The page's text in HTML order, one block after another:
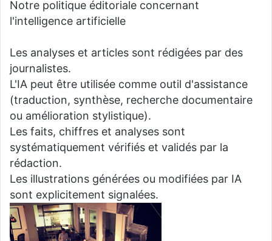
Notre politique éditoriale concernant
l'intelligence artificielle
Les analyses et articles sont rédigées par des
journalistes.
L'IA peut être utilisée comme outil d'assistance
(traduction, synthèse, recherche documentaire
ou amélioration stylistique).
Les faits, chiffres et analyses sont
systématiquement vérifiés et validés par la
rédaction.
Les illustrations générées ou modifiées par IA
sont explicitement signalées.